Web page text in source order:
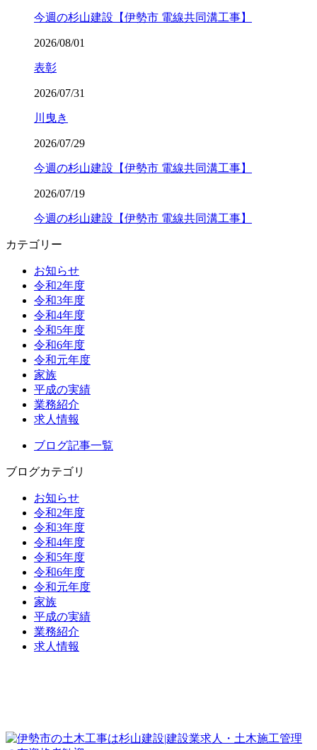
今週の杉山建設【伊勢市 電線共同溝工事】
2026/08/01
表彰
2026/07/31
川曳き
2026/07/29
今週の杉山建設【伊勢市 電線共同溝工事】
2026/07/19
今週の杉山建設【伊勢市 電線共同溝工事】
カテゴリー
お知らせ
令和2年度
令和3年度
令和4年度
令和5年度
令和6年度
令和元年度
家族
平成の実績
業務紹介
求人情報
ブログ記事一覧
ブログカテゴリ
お知らせ
令和2年度
令和3年度
令和4年度
令和5年度
令和6年度
令和元年度
家族
平成の実績
業務紹介
求人情報